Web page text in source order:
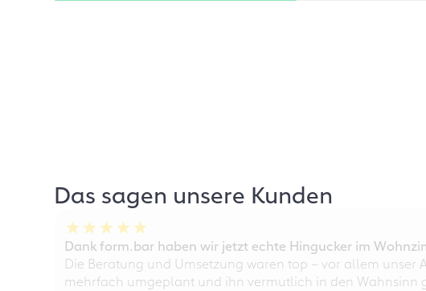
Das sagen unsere Kunden
Dank form.bar haben wir jetzt echte Hingucker im
Die Beratung und Umsetzung waren top – vor allem
mehrfach umgeplant und ihn vermutlich in den